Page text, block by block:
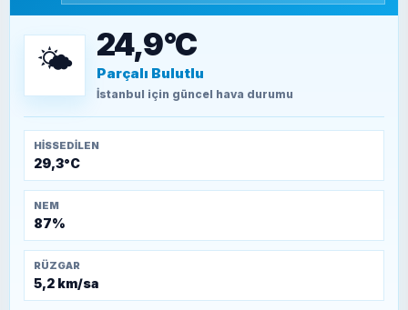
TEOMAN ALPASLAN
Kütahya-Eskişehir Muharebeleri (10-24
🌤️ 24,9°C
Parçalı Bulutlu
İstanbul için güncel hava durumu
HISSEDILEN
29,3°C
NEM
87%
RÜZGAR
5,2 km/sa